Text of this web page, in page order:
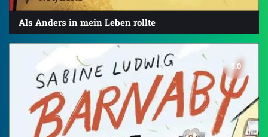
Als Anders in mein Leben rollte
5.0